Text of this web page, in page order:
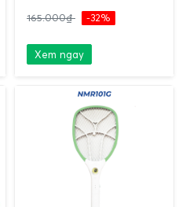
165.000₫ -32%
Xem ngay